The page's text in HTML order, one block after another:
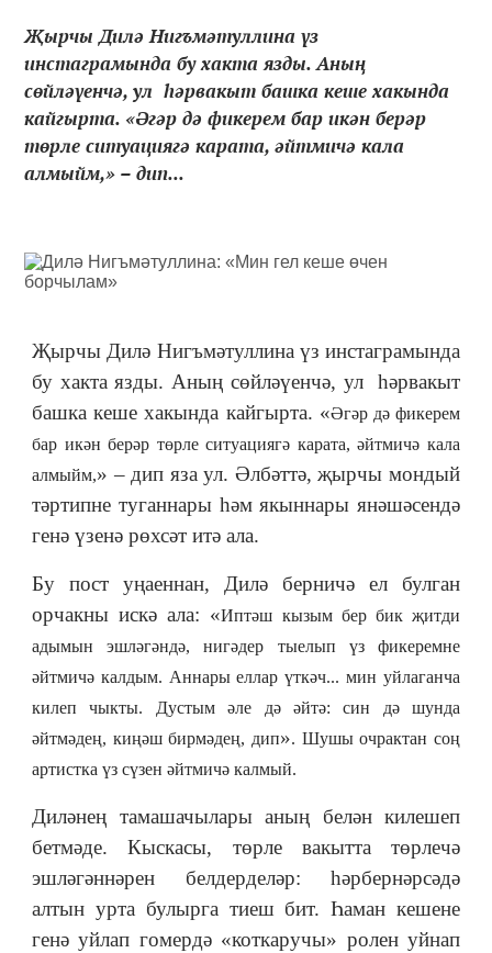
Җырчы Дилә Нигъмәтуллина үз
инстаграмында бу хакта язды. Аның
сөйләүенчә, ул һәрвакыт башка кеше хакында
кайгырта. «Әгәр дә фикерем бар икән берәр
төрле ситуациягә карата, әйтмичә кала
алмыйм,» – дип...
Җырчы Дилә Нигъмәтуллина үз инстаграмында
бу хакта язды. Аның сөйләүенчә, ул һәрвакыт
башка кеше хакында кайгырта. «Әгәр дә фикерем
бар икән берәр төрле ситуациягә карата, әйтмичә кала
алмыйм,» – дип яза ул. Әлбәттә, җырчы мондый
тәртипне туганнары һәм якыннары янәшәсендә
генә үзенә рөхсәт итә ала.
Бу пост уңаеннан, Дилә берничә ел булган
орчакны искә ала: «Иптәш кызым бер бик җитди
адымын эшләгәндә, нигәдер тыелып үз фикеремне
әйтмичә калдым. Аннары еллар үткәч... мин уйлаганча
килеп чыкты. Дустым әле дә әйтә: син дә шунда
әйтмәдең, киңәш бирмәдең, дип». Шушы очрактан соң
артистка үз сүзен әйтмичә калмый.
Диләнең тамашачылары аның белән килешеп
бетмәде. Кыскасы, төрле вакытта төрлечә
эшләгәннәрен белдерделәр: һәрбернәрсәдә
алтын урта булырга тиеш бит. Һаман кешене
генә уйлап гомердә «коткаручы» ролен уйнап